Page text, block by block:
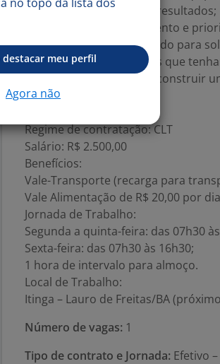
Comprometimento com resultados;
Capacidade de planejamento e
Perfil colaborativo e voltado para
Valorizamos profissionais que
discrição e interesse em construir
empresa.
Regime de contratação: CLT
Salário: R$ 2.500,00
Benefícios:
Vale-Transporte (recarga para
Vale Alimentação de R$ 20,00 por
Jornada de Trabalho:
Segunda a quinta-feira: das 07h30
Sexta-feira: das 07h30 às 16h30;
1 hora de intervalo para almoço.
Local de Trabalho:
Itinga – Lauro de Freitas/BA
Número de vagas: 1
Tipo de contrato e Jornada: Efetivo
destacar meu perfil
Agora não